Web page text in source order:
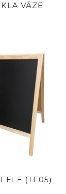
VĀZE
(TF05)